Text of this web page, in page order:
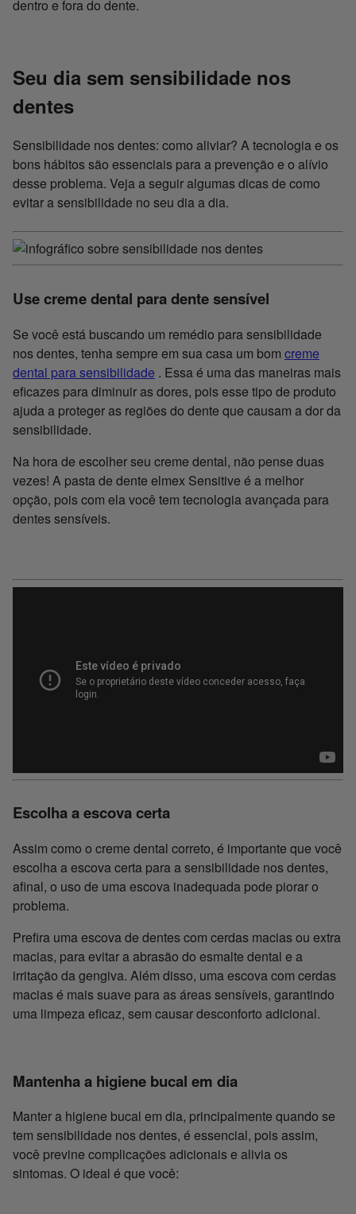
dentro e fora do dente.
Seu dia sem sensibilidade nos
dentes
Sensibilidade nos dentes: como aliviar? A tecnologia e os
bons hábitos são essenciais para a prevenção e o alívio
desse problema. Veja a seguir algumas dicas de como
evitar a sensibilidade no seu dia a dia.
Use creme dental para dente sensível
Se você está buscando um remédio para sensibilidade
nos dentes, tenha sempre em sua casa um bom creme
dental para sensibilidade . Essa é uma das maneiras mais
eficazes para diminuir as dores, pois esse tipo de produto
ajuda a proteger as regiões do dente que causam a dor da
sensibilidade.
Na hora de escolher seu creme dental, não pense duas
vezes! A pasta de dente elmex Sensitive é a melhor
opção, pois com ela você tem tecnologia avançada para
dentes sensíveis.
Escolha a escova certa
Assim como o creme dental correto, é importante que você
escolha a escova certa para a sensibilidade nos dentes,
afinal, o uso de uma escova inadequada pode piorar o
problema.
Prefira uma escova de dentes com cerdas macias ou extra
macias, para evitar a abrasão do esmalte dental e a
irritação da gengiva. Além disso, uma escova com cerdas
macias é mais suave para as áreas sensíveis, garantindo
uma limpeza eficaz, sem causar desconforto adicional.
Mantenha a higiene bucal em dia
Manter a higiene bucal em dia, principalmente quando se
tem sensibilidade nos dentes, é essencial, pois assim,
você previne complicações adicionais e alivia os
sintomas. O ideal é que você: